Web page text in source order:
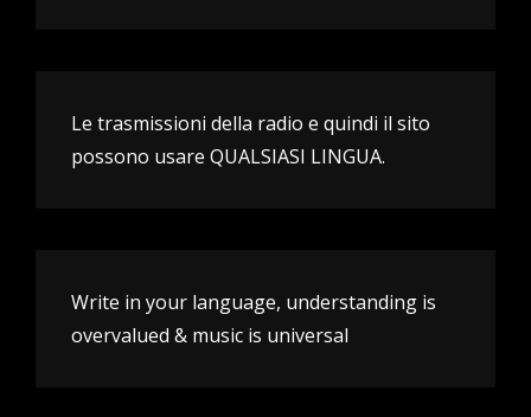
Le trasmissioni della radio e quindi il sito
possono usare QUALSIASI LINGUA.
Write in your language, understanding is
overvalued & music is universal